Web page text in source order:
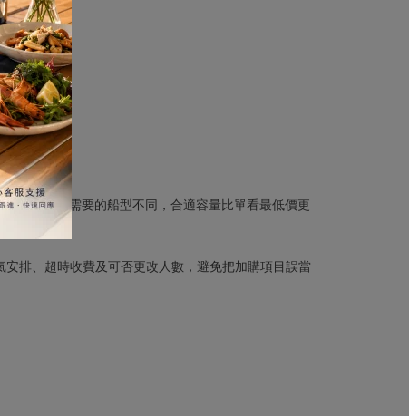
公司聚會需要的船型不同，合適容量比單看最低價更
排、超時收費及可否更改人數，避免把加購項目誤當